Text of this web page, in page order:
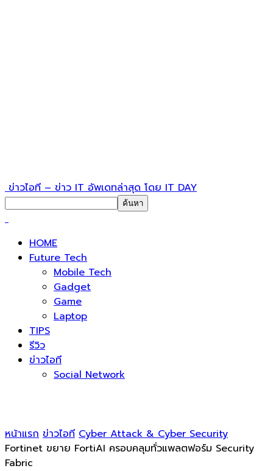
ข่าวไอที – ข่าว IT อัพเดทล่าสุด โดย IT DAY
HOME
Future Tech
Mobile Tech
Gadget
Game
Laptop
TIPS
รีวิว
ข่าวไอที
Social Network
หน้าแรก ข่าวไอที Cyber Attack & Cyber Security
Fortinet ขยาย FortiAI ครอบคลุมทั่วแพลตฟอร์ม Security
Fabric